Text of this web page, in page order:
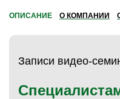
ОПИСАНИЕ О КОМПАНИИ
Записи видео-